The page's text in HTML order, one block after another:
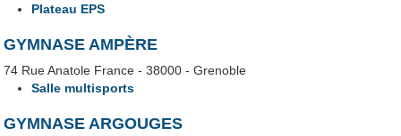
Plateau EPS
GYMNASE AMPÈRE
74 Rue Anatole France - 38000 - Grenoble
Salle multisports
GYMNASE ARGOUGES